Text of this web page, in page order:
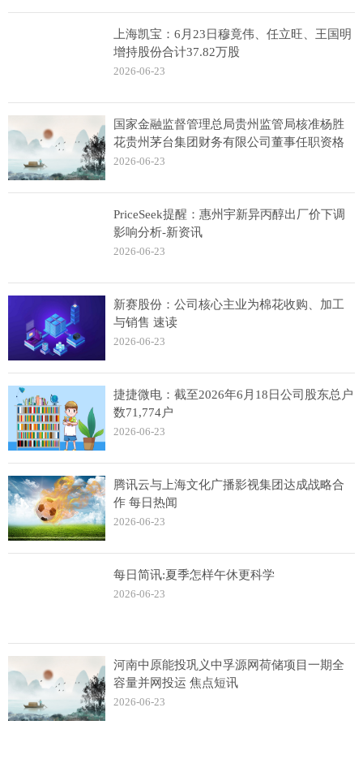
上海凯宝：6月23日穆竟伟、任立旺、王国明
增持股份合计37.82万股
2026-06-23
国家金融监督管理总局贵州监管局核准杨胜
花贵州茅台集团财务有限公司董事任职资格
2026-06-23
PriceSeek提醒：惠州宇新异丙醇出厂价下调
影响分析-新资讯
2026-06-23
新赛股份：公司核心主业为棉花收购、加工
与销售 速读
2026-06-23
捷捷微电：截至2026年6月18日公司股东总户
数71,774户
2026-06-23
腾讯云与上海文化广播影视集团达成战略合
作 每日热闻
2026-06-23
每日简讯:夏季怎样午休更科学
2026-06-23
河南中原能投巩义中孚源网荷储项目一期全
容量并网投运 焦点短讯
2026-06-23